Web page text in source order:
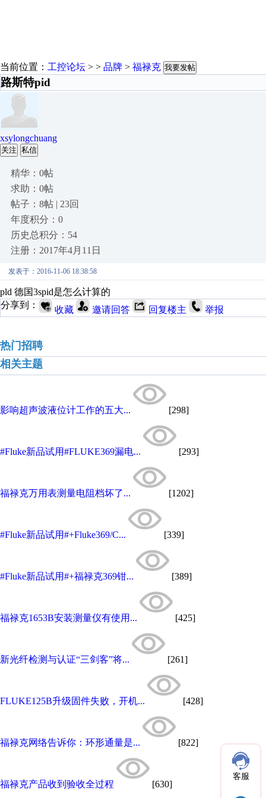
当前位置： 工控论坛 > > 品牌 > 福禄克 我要发帖
路斯特pid
xsylongchuang
关注 私信
精华：0帖
求助：0帖
帖子：8帖 | 23回
年度积分：0
历史总积分：54
注册：2017年4月11日
发表于：2016-11-06 18:38:58
pld 德国3spid是怎么计算的
分享到：
收藏 邀请回答 回复楼主 举报
热门招聘
相关主题
影响超声波液位计工作的五大... [298]
#Fluke新品试用#FLUKE369漏电... [293]
福禄克万用表测量电阻档坏了... [1202]
#Fluke新品试用#+Fluke369/C... [339]
#Fluke新品试用#+福禄克369钳... [389]
福禄克1653B安装测量仪有使用... [425]
新光纤检测与认证“三剑客”将... [261]
FLUKE125B升级固件失败，开机... [428]
福禄克网络告诉你：环形通量是... [822]
福禄克产品收到验收全过程 [630]
客服